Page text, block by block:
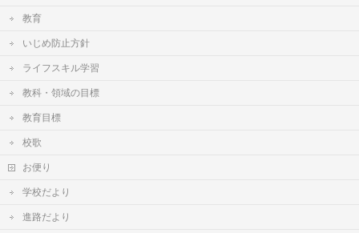
教育
いじめ防止方針
ライフスキル学習
教科・領域の目標
教育目標
校歌
お便り
学校だより
進路だより